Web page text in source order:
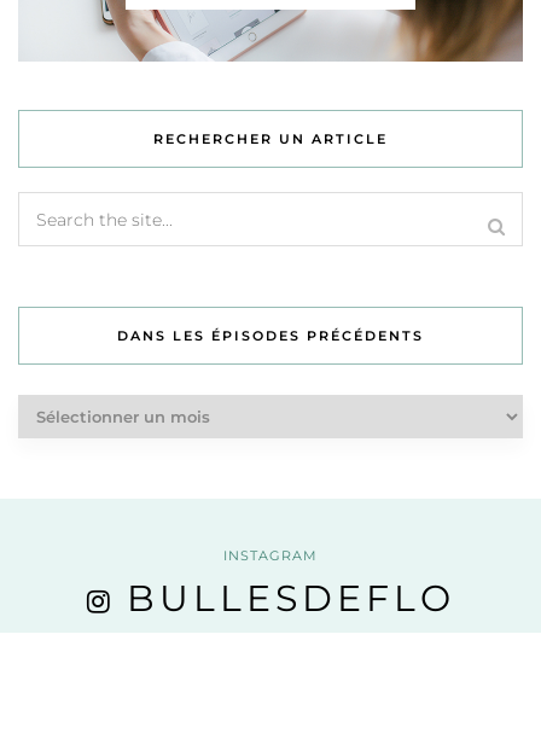
RECHERCHER UN ARTICLE
DANS LES ÉPISODES PRÉCÉDENTS
Dans
les
INSTAGRAM
BULLESDEFLO